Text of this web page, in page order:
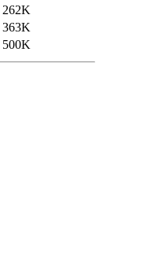
262K
363K
500K